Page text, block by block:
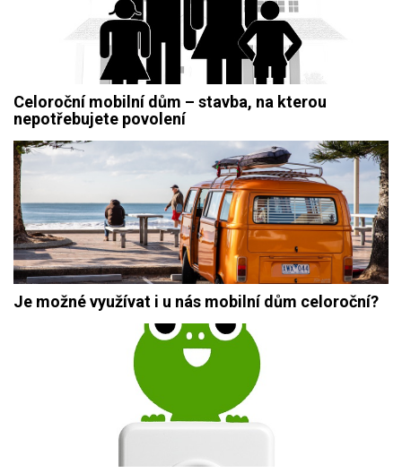
Celoroční mobilní dům – stavba, na kterou
nepotřebujete povolení
Je možné využívat i u nás mobilní dům celoroční?